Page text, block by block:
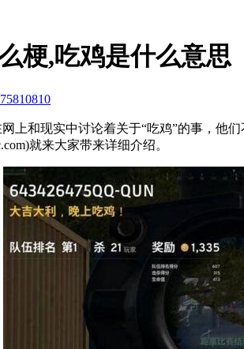
梗,吃鸡是什么意思
网上和现实中讨论着关于“吃鸡”的事，他
就来大家带来详细介绍。